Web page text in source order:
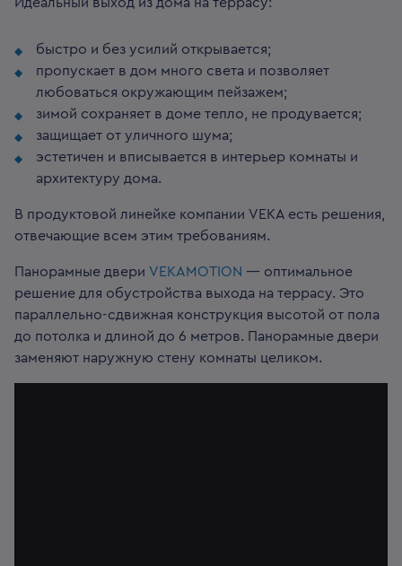
быстро и без усилий открывается;
пропускает в дом много света и позволяет
любоваться окружающим пейзажем;
зимой сохраняет в доме тепло, не продувается;
защищает от уличного шума;
эстетичен и вписывается в интерьер комнаты и
архитектуру дома.
В продуктовой линейке компании VEKA есть решения,
отвечающие всем этим требованиям.
Панорамные двери VEKAMOTION — оптимальное
решение для обустройства выхода на террасу. Это
параллельно-сдвижная конструкция высотой от пола
до потолка и длиной до 6 метров. Панорамные двери
заменяют наружную стену комнаты целиком.